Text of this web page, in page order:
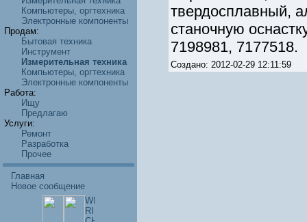
Компьютеры, оргтехника
Электронные компоненты
Продам:
Бытовая техника
Инструмент
Измерительная техника
Компьютеры, оргтехника
Электронные компоненты
Работа:
Ищу
Предлагаю
Услуги:
Ремонт
Разработка
Прочее
Главная
Новое сообщение
твердосплавный,
станочную
7198981, 7177518.
Создано: 2012-02-29 12:11:59